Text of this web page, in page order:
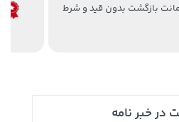
در خبر نامه